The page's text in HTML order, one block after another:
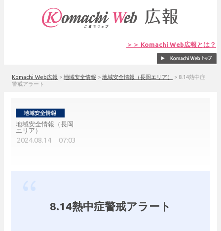
＞＞ Komachi Web広報とは？
Komachi Web広報 > 地域安全情報 > 地域安全情報（長岡エリア） > 8.14熱中症
警戒アラート
地域安全情報（長岡
エリア）
2024.08.14 07:03
8.14熱中症警戒アラート